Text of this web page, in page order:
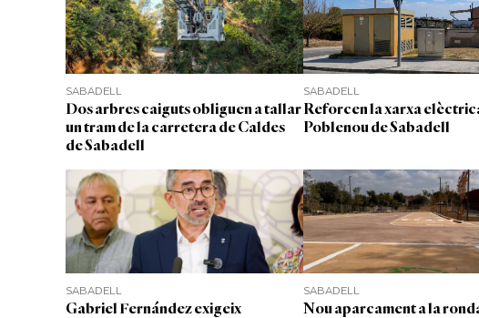
SABADELL
Dos arbres caiguts obliguen a tallar
un tram de la carretera de Caldes
de Sabadell
SABADELL
Reforcen la xarxa
Poblenou de Sabadell
SABADELL
Gabriel Fernández exigeix
SABADELL
Nou aparcament a la